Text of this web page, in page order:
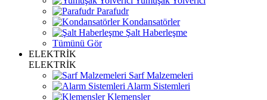
Parafudr
Kondansatörler
Şalt Haberleşme
Tümünü Gör
ELEKTRİK
ELEKTRİK
Sarf Malzemeleri
Alarm Sistemleri
Klemensler